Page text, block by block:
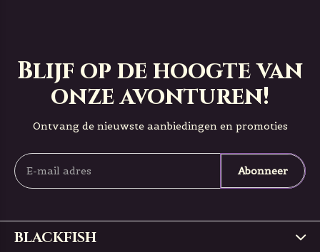
Blijf op de hoogte van
onze avonturen!
Ontvang de nieuwste aanbiedingen en promoties
Abonneer
BLACKFISH